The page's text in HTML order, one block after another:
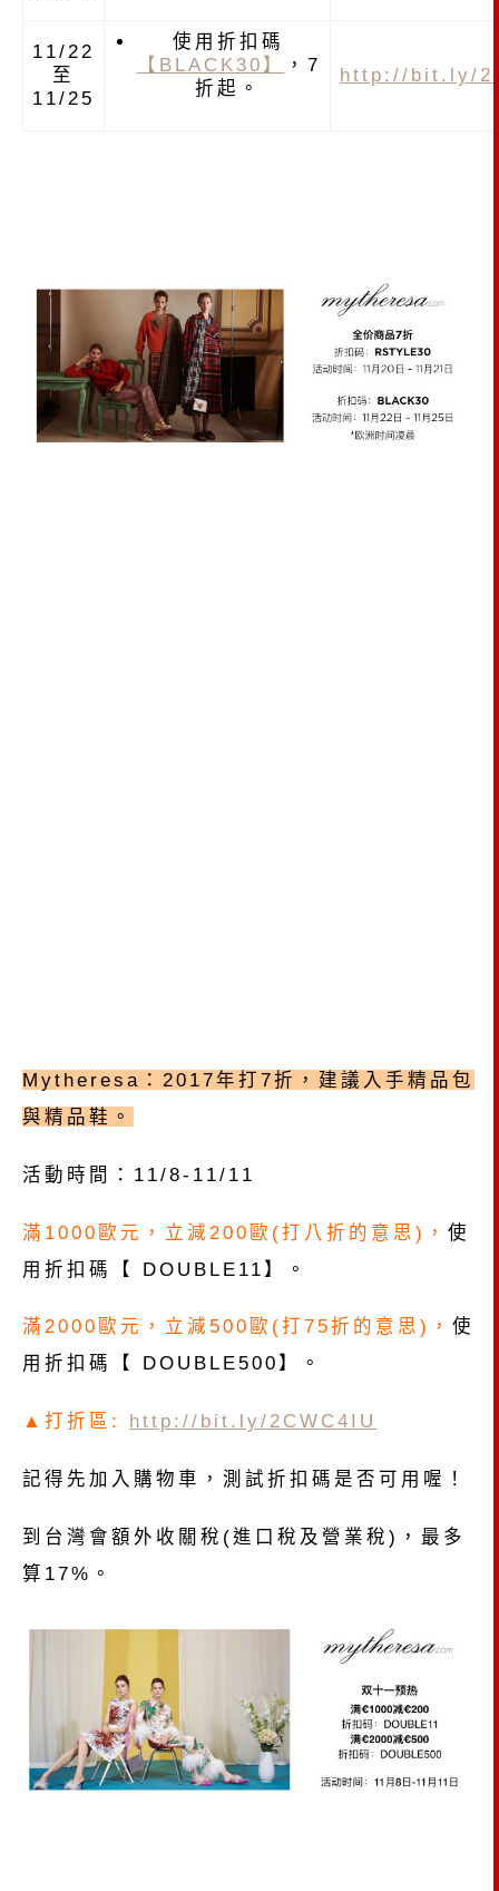
11/22
至
11/25
使用折扣碼
【BLACK30】
，7
折起。
http://bit.ly/
Mytheresa：2017年打7折，建議入手精品包
與精品鞋。
活動時間：11/8-11/11
滿1000歐元，立減200歐(打八折的意思)， 使
用折扣碼【 DOUBLE11】。
滿2000歐元，立減500歐(打75折的意思)， 使
用折扣碼【 DOUBLE500】。
▲打折區: http://bit.ly/2CWC4IU
記得先加入購物車，測試折扣碼是否可用喔！
到台灣會額外收關稅(進口稅及營業稅)，最多
算17%。